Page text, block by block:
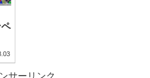
サーリンク